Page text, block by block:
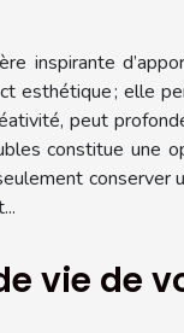
inspirante
esthétique ; elle
peut
constitue une
conserver
vie de